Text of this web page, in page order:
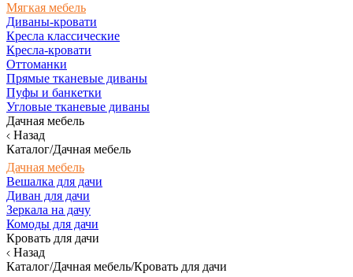
Мягкая мебель
Диваны-кровати
Кресла классические
Кресла-кровати
Оттоманки
Прямые тканевые диваны
Пуфы и банкетки
Угловые тканевые диваны
Дачная мебель
Назад
Каталог/Дачная мебель
Дачная мебель
Вешалка для дачи
Диван для дачи
Зеркала на дачу
Комоды для дачи
Кровать для дачи
Назад
Каталог/Дачная мебель/Кровать для дачи